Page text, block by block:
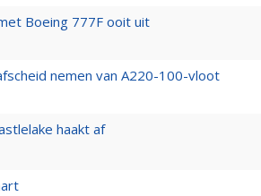
Boeing 777F ooit uit
nemen van A220-100-vloot
haakt af